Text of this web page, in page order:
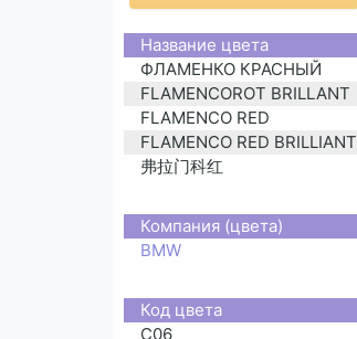
Название цвета
ФЛАМЕНКО КРАСНЫЙ
FLAMENCOROT BRILLANT
FLAMENCO RED
FLAMENCO RED BRILLIANT
弗拉门科红
Компания (цвета)
BMW
Код цвета
C06